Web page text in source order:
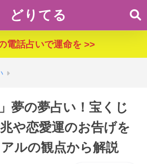
どりてる
電話占いで運命を >>
夢の夢占い！宝くじ
や恋愛運のお告げを
ルの観点から解説